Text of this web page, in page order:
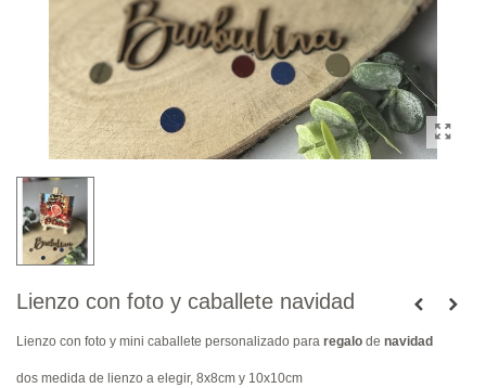
Lienzo con foto y caballete navidad
Lienzo con foto y mini caballete personalizado para regalo de navidad
dos medida de lienzo a elegir, 8x8cm y 10x10cm